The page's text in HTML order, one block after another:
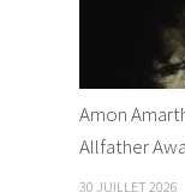
Amon
Allfather
30 JUILLET 2026